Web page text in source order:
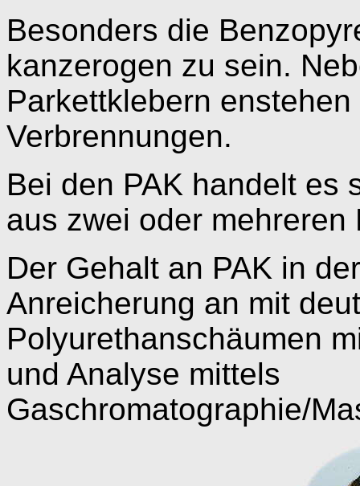
Besonders die
kanzerogen zu sein.
Parkettklebern
Verbrennungen.
Bei den PAK handelt es
aus zwei oder
Der Gehalt an PAK in
Anreicherung an mit
Polyurethanschäumen
und Analyse mittels
Gaschromatographie/